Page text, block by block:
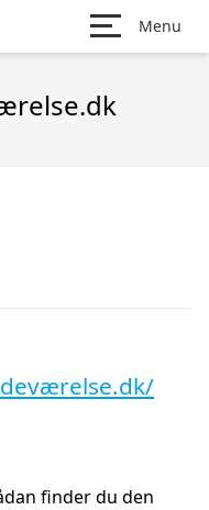
Menu
finder du den